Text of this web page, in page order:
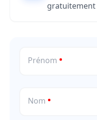
gratuitement
Prénom
Nom